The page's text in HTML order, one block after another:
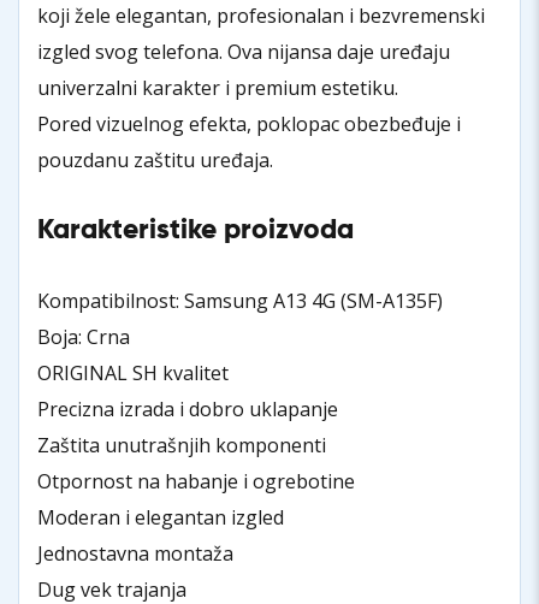
koji žele elegantan, profesionalan i bezvremenski
izgled svog telefona. Ova nijansa daje uređaju
univerzalni karakter i premium estetiku.
Pored vizuelnog efekta, poklopac obezbeđuje i
pouzdanu zaštitu uređaja.
Karakteristike proizvoda
Kompatibilnost: Samsung A13 4G (SM-A135F)
Boja: Crna
ORIGINAL SH kvalitet
Precizna izrada i dobro uklapanje
Zaštita unutrašnjih komponenti
Otpornost na habanje i ogrebotine
Moderan i elegantan izgled
Jednostavna montaža
Dug vek trajanja